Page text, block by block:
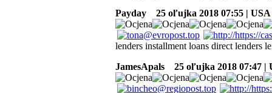
Payday
25 oľujka 2018 07:55 | USA
lenders installment loans direct lenders
JamesApals
25 oľujka 2018 07:47 |